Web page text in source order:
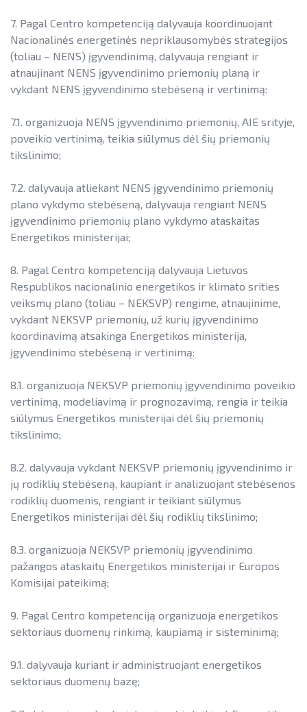
7. Pagal Centro kompetenciją dalyvauja koordinuojant
Nacionalinės energetinės nepriklausomybės strategijos
(toliau – NENS) įgyvendinimą, dalyvauja rengiant ir
atnaujinant NENS įgyvendinimo priemonių planą ir
vykdant NENS įgyvendinimo stebėseną ir vertinimą:
7.1. organizuoja NENS įgyvendinimo priemonių, AIE srityje,
poveikio vertinimą, teikia siūlymus dėl šių priemonių
tikslinimo;
7.2. dalyvauja atliekant NENS įgyvendinimo priemonių
plano vykdymo stebėseną, dalyvauja rengiant NENS
įgyvendinimo priemonių plano vykdymo ataskaitas
Energetikos ministerijai;
8. Pagal Centro kompetenciją dalyvauja Lietuvos
Respublikos nacionalinio energetikos ir klimato srities
veiksmų plano (toliau – NEKSVP) rengime, atnaujinime,
vykdant NEKSVP priemonių, už kurių įgyvendinimo
koordinavimą atsakinga Energetikos ministerija,
įgyvendinimo stebėseną ir vertinimą:
8.1. organizuoja NEKSVP priemonių įgyvendinimo poveikio
vertinimą, modeliavimą ir prognozavimą, rengia ir teikia
siūlymus Energetikos ministerijai dėl šių priemonių
tikslinimo;
8.2. dalyvauja vykdant NEKSVP priemonių įgyvendinimo ir
jų rodiklių stebėseną, kaupiant ir analizuojant stebėsenos
rodiklių duomenis, rengiant ir teikiant siūlymus
Energetikos ministerijai dėl šių rodiklių tikslinimo;
8.3. organizuoja NEKSVP priemonių įgyvendinimo
pažangos ataskaitų Energetikos ministerijai ir Europos
Komisijai pateikimą;
9. Pagal Centro kompetenciją organizuoja energetikos
sektoriaus duomenų rinkimą, kaupiamą ir sisteminimą;
9.1. dalyvauja kuriant ir administruojant energetikos
sektoriaus duomenų bazę;